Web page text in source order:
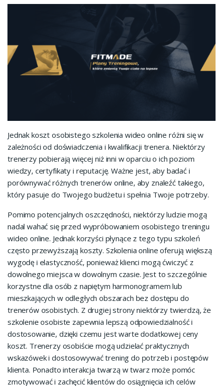
Jednak koszt osobistego szkolenia wideo online różni się w
zależności od doświadczenia i kwalifikacji trenera. Niektórzy
trenerzy pobierają więcej niż inni w oparciu o ich poziom
wiedzy, certyfikaty i reputację. Ważne jest, aby badać i
porównywać różnych trenerów online, aby znaleźć takiego,
który pasuje do Twojego budżetu i spełnia Twoje potrzeby.
Pomimo potencjalnych oszczędności, niektórzy ludzie mogą
nadal wahać się przed wypróbowaniem osobistego treningu
wideo online. Jednak korzyści płynące z tego typu szkoleń
często przewyższają koszty. Szkolenia online oferują większą
wygodę i elastyczność, ponieważ klienci mogą ćwiczyć z
dowolnego miejsca w dowolnym czasie. Jest to szczególnie
korzystne dla osób z napiętym harmonogramem lub
mieszkających w odległych obszarach bez dostępu do
trenerów osobistych. Z drugiej strony niektórzy twierdzą, że
szkolenie osobiste zapewnia lepszą odpowiedzialność i
dostosowanie, dzięki czemu jest warte dodatkowej ceny
koszt. Trenerzy osobiście mogą udzielać praktycznych
wskazówek i dostosowywać trening do potrzeb i postępów
klienta. Ponadto interakcja twarzą w twarz może pomóc
zmotywować i zachęcić klientów do osiągnięcia ich celów